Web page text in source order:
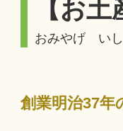
【お
おみやげ いし